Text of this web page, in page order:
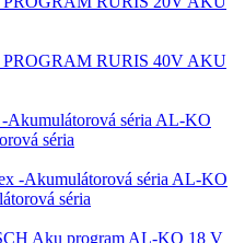
RURIS 40V AKU
AL-KO
séria
AL-KO
séria
AL-KO 18 V